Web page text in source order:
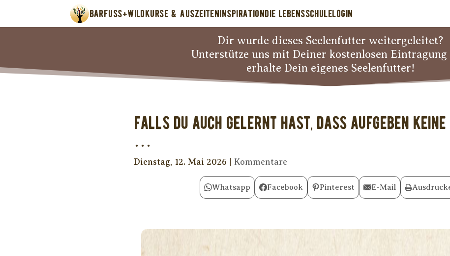
BARFUSS+WILDKURSE & AUSZEITENINSPIRATIONDIE LEBENSSCHULELOGIN
Dir wurde dieses Seelenfutter weitergeleitet?
Unterstütze uns mit Deiner kostenlosen Eintragung
erhalte Dein eigenes Seelenfutter!
Falls Du auch gelernt hast, dass Aufgeben
…
Dienstag, 12. Mai 2026 Kommentare
Whatsapp Facebook Pinterest E-Mail